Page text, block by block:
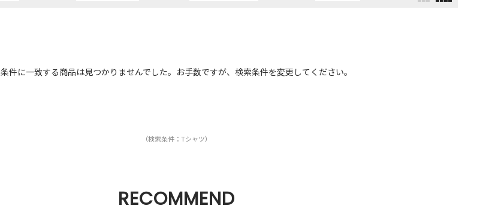
条件に一致する商品は見つかりませんでした。お手数ですが、検索条件を変更してください。
（検索条件：Tシャツ）
RECOMMEND